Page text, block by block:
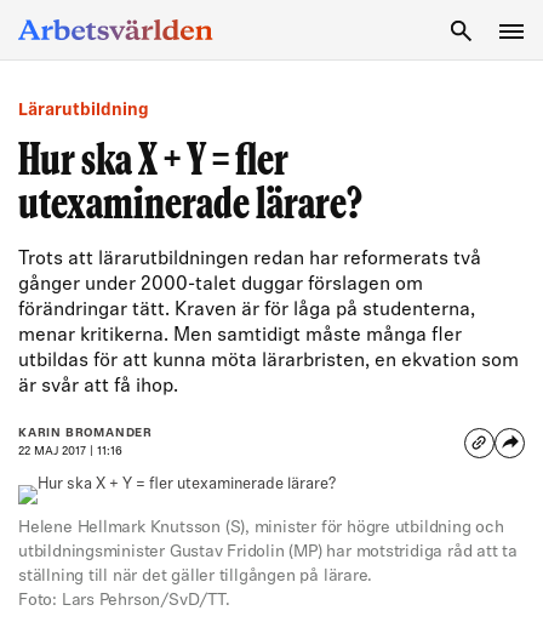
Lärarutbildning
Hur ska X + Y = fler
utexaminerade lärare?
Trots att lärarutbildningen redan har reformerats två
gånger under 2000-talet duggar förslagen om
förändringar tätt. Kraven är för låga på studenterna,
menar kritikerna. Men samtidigt måste många fler
utbildas för att kunna möta lärarbristen, en ekvation som
är svår att få ihop.
KARIN BROMANDER
22 MAJ 2017 | 11:16
Helene Hellmark Knutsson (S), minister för högre utbildning och
utbildningsminister Gustav Fridolin (MP) har motstridiga råd att ta
ställning till när det gäller tillgången på lärare.
Foto: Lars Pehrson/SvD/TT.